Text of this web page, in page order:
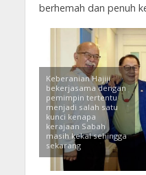
berhemah dan penuh
Keberanian Hajiji
bekerjasama dengan
pemimpin tertentu
menjadi salah satu
kunci kenapa
kerajaan Sabah
masih kekal sehingga
sekarang